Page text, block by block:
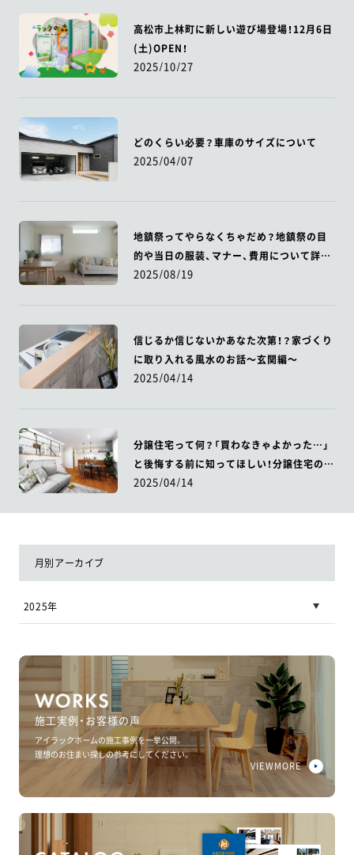
高松市上林町に新しい遊び場登場！12月6日
(土)OPEN！
2025/10/27
どのくらい必要？車庫のサイズについて
2025/04/07
地鎮祭ってやらなくちゃだめ？地鎮祭の目
的や当日の服装、マナー、費用について詳し
く解説！
2025/08/19
信じるか信じないかあなた次第！？家づくり
に取り入れる風水のお話～玄関編～
2025/04/14
分譲住宅って何？「買わなきゃよかった…」
と後悔する前に知ってほしい！分譲住宅のメ
リットとデメリット
2025/04/14
月別アーカイブ
2025年
施工実例・お客様の声
アイラックホームの施工事例を一挙公開。
理想のお住まい探しの参考にしてください。
VIEWMORE